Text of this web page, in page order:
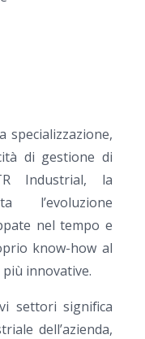
specializzazione,
di gestione di
Industrial, la
l’evoluzione
nel tempo e
know-how al
innovative.
settori significa
dell’azienda,